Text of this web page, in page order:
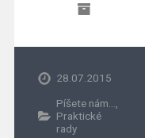
28.07.2015
Píšete nám...,
Praktické
rady